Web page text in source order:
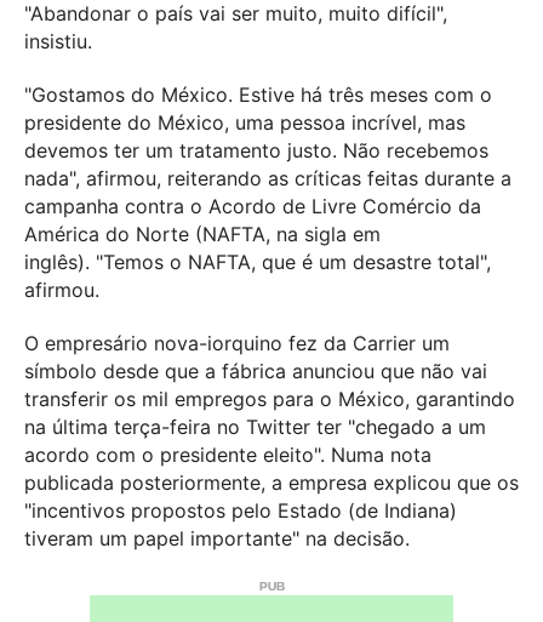
"Abandonar o país vai ser muito, muito difícil",
insistiu.
"Gostamos do México. Estive há três meses com o
presidente do México, uma pessoa incrível, mas
devemos ter um tratamento justo. Não recebemos
nada", afirmou, reiterando as críticas feitas durante a
campanha contra o Acordo de Livre Comércio da
América do Norte (NAFTA, na sigla em
inglês). "Temos o NAFTA, que é um desastre total",
afirmou.
O empresário nova-iorquino fez da Carrier um
símbolo desde que a fábrica anunciou que não vai
transferir os mil empregos para o México, garantindo
na última terça-feira no Twitter ter "chegado a um
acordo com o presidente eleito". Numa nota
publicada posteriormente, a empresa explicou que os
"incentivos propostos pelo Estado (de Indiana)
tiveram um papel importante" na decisão.